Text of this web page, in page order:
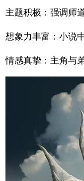
主题积极：强调师
想象力丰富：小说
情感真挚：主角与